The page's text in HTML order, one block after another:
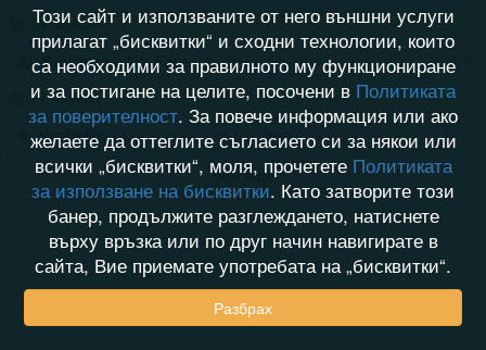
24 януари
KvalitetenиNo_Face_са приятели. 21:26
21 януари
Kvaliteten хареса профила на_Iren_
Виж още
Този сайт и използваните от него външни услуги
прилагат „бисквитки“ и сходни технологии, които
са необходими за правилното му функциониране
и за постигане на целите, посочени в Политиката
за поверителност. За повече информация или ако
желаете да оттеглите съгласието си за някои или
всички „бисквитки“, моля, прочетете Политиката
за използване на бисквитки. Като затворите този
банер, продължите разглеждането, натиснете
върху връзка или по друг начин навигирате в
сайта, Вие приемате употребата на „бисквитки“.
Разбрах